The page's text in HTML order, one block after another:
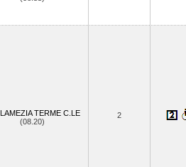
LAMEZIA TERME C.LE
(08.20)
2